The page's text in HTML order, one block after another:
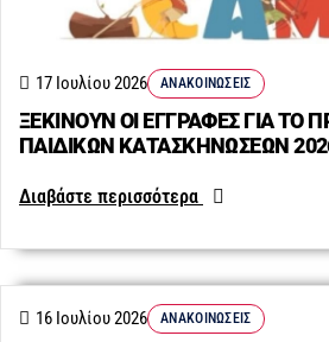
ΞΕΚΙΝΟΥΝ ΟΙ ΕΓΓΡΑΦΕΣ ΓΙΑ ΤΟ
ΠΑΙΔΙΚΩΝ ΚΑΤΑΣΚΗΝΩΣΕΩΝ
17 Ιουλίου 2026 ΑΝΑΚΟΙΝΏΣΕΙΣ
Διαβάστε περισσότερα
16 Ιουλίου 2026 ΑΝΑΚΟΙΝΏΣΕΙΣ